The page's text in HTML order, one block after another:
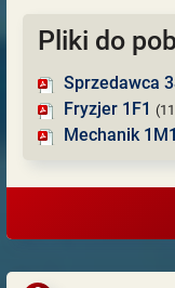
Pliki do
Sprzedawca
Fryzjer 1F1
Mechanik 1M1